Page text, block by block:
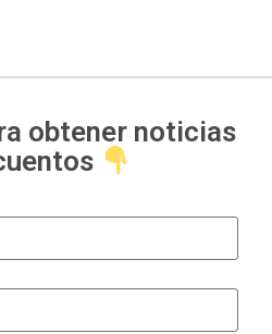
obtener noticias